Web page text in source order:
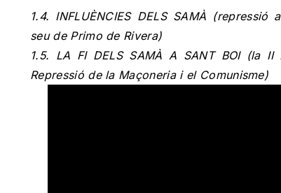
1.4. INFLUÈNCIES DELS SAMÀ (repressió
seu de Primo de Rivera)
1.5. LA FI DELS SAMÀ A SANT BOI (la
Repressió de la Maçoneria i el Comunisme)